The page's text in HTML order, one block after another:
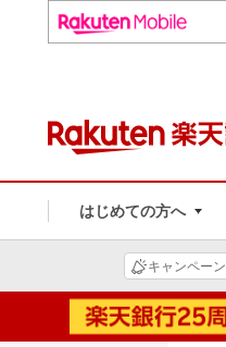
はじめての方へ
キャンペーン